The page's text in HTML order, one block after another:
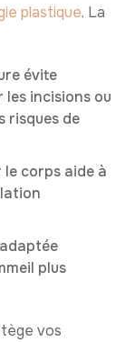
plastique. La
évite
les incisions ou
risques de
le corps aide à
plus
vos